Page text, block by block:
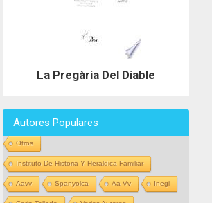
La Pregària Del Diable
Autores Populares
Otros
Instituto De Historia Y Heraldica Familiar
Aavv Spanyolca Aa Vv Inegi